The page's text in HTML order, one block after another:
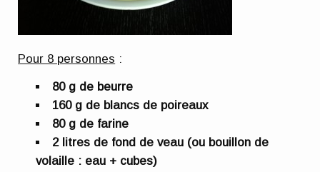
Pour 8 personnes :
80 g de beurre
160 g de blancs de poireaux
80 g de farine
2 litres de fond de veau (ou bouillon de
volaille : eau + cubes)